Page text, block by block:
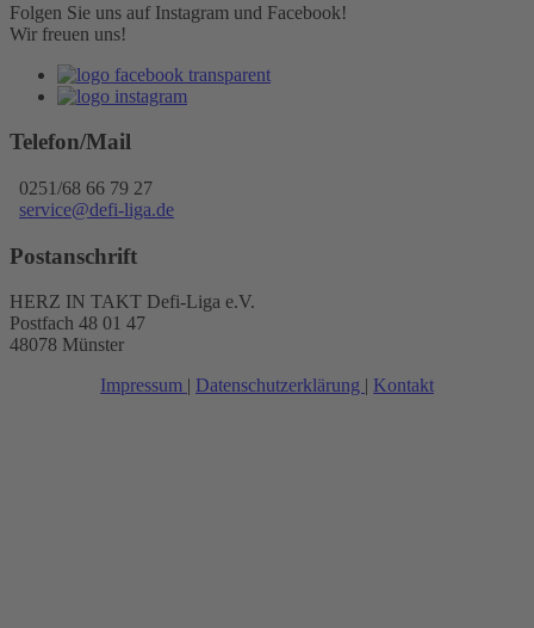
Folgen Sie uns auf Instagram und Facebook!
Wir freuen uns!
Telefon/Mail
0251/68 66 79 27
service@defi-liga.de
Postanschrift
HERZ IN TAKT Defi-Liga e.V.
Postfach 48 01 47
48078 Münster
Impressum
Datenschutzerklärung Kontakt